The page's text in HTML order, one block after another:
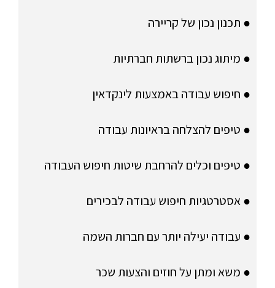
● תכנון נכון של קריירה
● מיתוג נכון ברשתות חברתיות
● חיפוש עבודה באמצעות לינקדאין
● טיפים להצלחה בראיונות עבודה
● טיפים וכלים להרחבת שיטות חיפוש העבודה
● אסטרטגיות חיפוש עבודה לבכירים
● עבודה יעילה יותר עם חברות השמה
● משא ומתן על חוזים והצעות שכר